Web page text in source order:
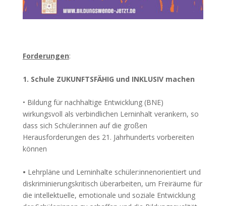
Forderungen:
1. Schule ZUKUNFTS­FÄHIG und INKLUSIV machen
• Bildung für nachhaltige Entwicklung (BNE)
wirkungsvoll als verbindlichen Lerninhalt verankern, so
dass sich Schüler:innen auf die großen
Herausforderungen des 21. Jahrhunderts vorbereiten
können
• Lehrpläne und Lerninhalte schüler:innenorientiert und
diskriminierungskritisch überarbeiten, um Freiräume für
die intellektuelle, emotionale und soziale Entwicklung